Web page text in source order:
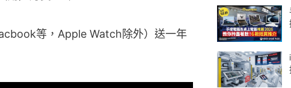
等，Apple Watch除外）送一年